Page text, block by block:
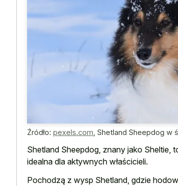
Źródło: pexels.com Shetland Sheepdog w
Shetland Sheepdog, znany jako Sheltie,
idealna dla aktywnych właścicieli.
Pochodzą z wysp Shetland, gdzie